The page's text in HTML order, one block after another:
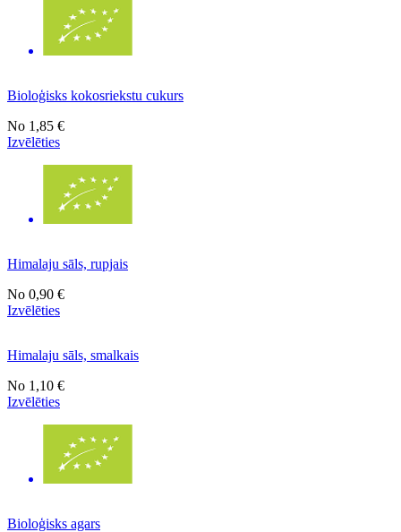
Bioloģisks kokosriekstu cukurs
No 1,85 €
Izvēlēties
Himalaju sāls, rupjais
No 0,90 €
Izvēlēties
Himalaju sāls, smalkais
No 1,10 €
Izvēlēties
Bioloģisks agars